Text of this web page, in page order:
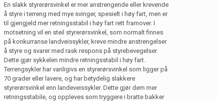
En slakk styrerørsvinkel er mer anstrengende eller krevende
å styre i terreng med mye svinger, spesielt i høy fart, men er
til gjengjeld mer retningsstabil i høy fart rett framover. I
motsetning vil en steil styrerørsvinkel, som normalt finnes
på konkurranse landveissykler, kreve mindre anstrengelser
å styre og svarer med rask respons på styrebevegelser.
Dette gjør sykkelen mindre retningsstabil i høy fart.
Terrengsykler har vanligivs en styrerørsvinkel som ligger på
70 grader eller lavere, og har betydelig slakkere
styrerørsvinkel enn landeveissykler. Dette gjør dem mer
retningsstabile, og oppleves som tryggere i bratte bakker